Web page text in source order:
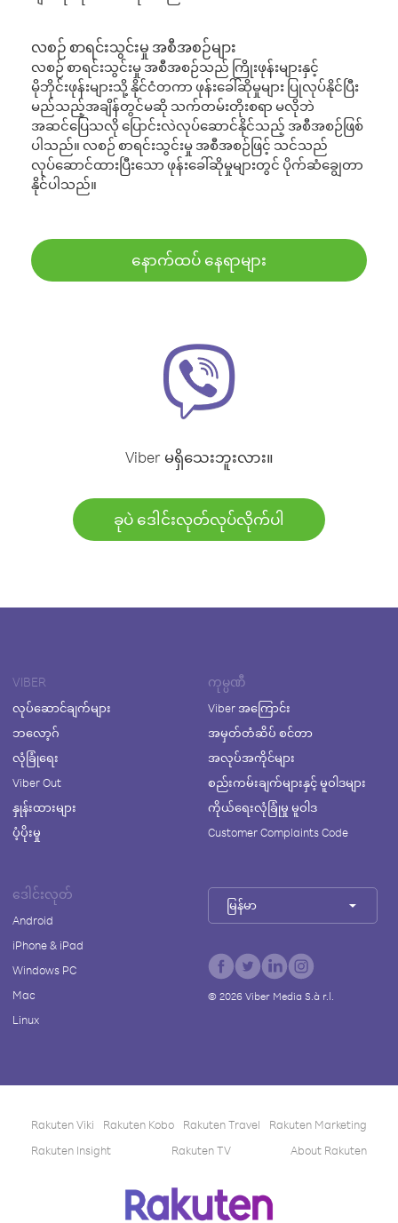
လစဉ် စာရင်းသွင်းမှု အစီအစဉ်များ
လစဉ် စာရင်းသွင်းမှု အစီအစဉ်သည် ကြိုးဖုန်းများနှင့်
မိုဘိုင်းဖုန်းများသို့ နိုင်ငံတကာ ဖုန်းခေါ်ဆိုမှုများ ပြုလုပ်နိုင်ပြီး
မည်သည့်အချိန်တွင်မဆို သက်တမ်းတိုးစရာ မလိုဘဲ
အဆင်ပြေသလို ပြောင်းလဲလုပ်ဆောင်နိုင်သည့် အစီအစဉ်ဖြစ်
ပါသည်။ လစဉ် စာရင်းသွင်းမှု အစီအစဉ်ဖြင့် သင်သည်
လုပ်ဆောင်ထားပြီးသော ဖုန်းခေါ်ဆိုမှုများတွင် ပိုက်ဆံချွေတာ
နိုင်ပါသည်။
နောက်ထပ် နေရာများ
Viber မရှိသေးဘူးလား။
ခုပဲ ဒေါင်းလုတ်လုပ်လိုက်ပါ
VIBER
လုပ်ဆောင်ချက်များ
ဘလော့ဂ်
လုံခြုံရေး
Viber Out
နှုန်းထားများ
ပံ့ပိုးမှု
ကုမ္ပဏီ
Viber အကြောင်း
အမှတ်တံဆိပ် စင်တာ
အလုပ်အကိုင်များ
စည်းကမ်းချက်များနှင့် မူဝါဒများ
ကိုယ်ရေးလုံခြုံမှု မူဝါဒ
Customer Complaints Code
ဒေါင်းလုတ်
Android
iPhone & iPad
Windows PC
Mac
Linux
မြန်မာ
© 2026Viber Media S.à r.l.
Rakuten Viki Rakuten Kobo Rakuten Travel
Rakuten Marketing
Rakuten Insight
Rakuten TV About Rakuten